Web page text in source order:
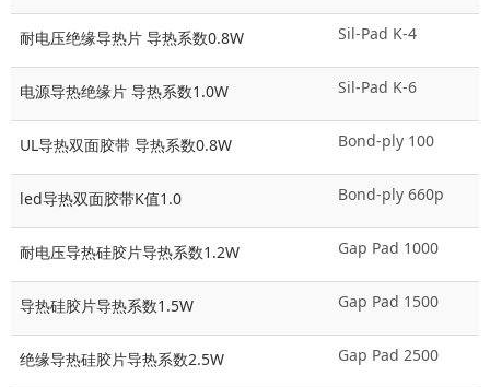
耐电压绝缘导热片 导热系数0.8W Sil-Pad K-4
电源导热绝缘片 导热系数1.0W Sil-Pad K-6
UL导热双面胶带 导热系数0.8W Bond-ply 100
led导热双面胶带K值1.0 Bond-ply 660p
耐电压导热硅胶片导热系数1.2W Gap Pad 1000
导热硅胶片导热系数1.5W Gap Pad 1500
绝缘导热硅胶片导热系数2.5W Gap Pad 2500